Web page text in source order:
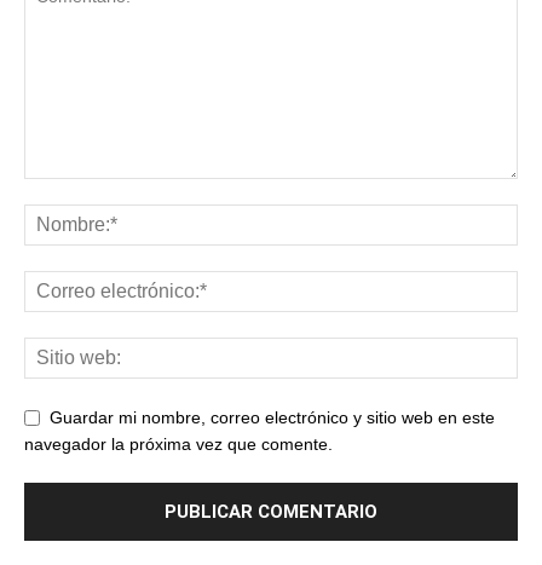
Guardar mi nombre, correo electrónico y sitio web en este
navegador la próxima vez que comente.